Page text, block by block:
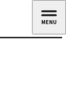
MENU